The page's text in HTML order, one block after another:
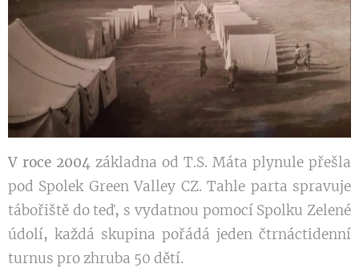
V roce 2004 základna od T.S. Máta plynule přešla
pod Spolek Green Valley CZ. Tahle parta spravuje
tábořiště do teď, s vydatnou pomocí Spolku Zelené
údolí, každá skupina pořádá jeden čtrnáctidenní
turnus pro zhruba 50 dětí.